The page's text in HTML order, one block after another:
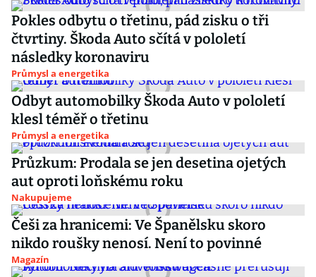
Pokles odbytu o třetinu, pád zisku o tři
čtvrtiny. Škoda Auto sčítá v pololetí
následky koronaviru
Průmysl a energetika
Odbyt automobilky Škoda Auto v pololetí
klesl téměř o třetinu
Průmysl a energetika
Průzkum: Prodala se jen desetina ojetých
aut oproti loňskému roku
Nakupujeme
Češi za hranicemi: Ve Španělsku skoro
nikdo roušky nenosí. Není to povinné
Magazín